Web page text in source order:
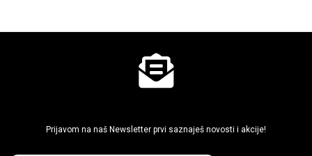
Prijavom na naš Newsletter prvi saznaješ novosti i akcije!